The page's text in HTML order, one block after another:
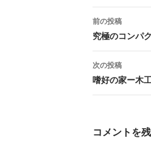
投
稿
ナ
ビ
ゲ
前の投稿
究極のコンパ
次の投稿
嗜好の家ー木
コメントを